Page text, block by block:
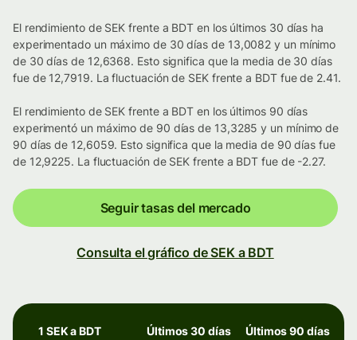
El rendimiento de SEK frente a BDT en los últimos 30 días ha
experimentado un máximo de 30 días de 13,0082 y un mínimo
de 30 días de 12,6368. Esto significa que la media de 30 días
fue de 12,7919. La fluctuación de SEK frente a BDT fue de 2.41.
El rendimiento de SEK frente a BDT en los últimos 90 días
experimentó un máximo de 90 días de 13,3285 y un mínimo de
90 días de 12,6059. Esto significa que la media de 90 días fue
de 12,9225. La fluctuación de SEK frente a BDT fue de -2.27.
Seguir tasas del mercado
Consulta el gráfico de SEK a BDT
1 SEK a BDT Últimos 30 días Últimos 90 días